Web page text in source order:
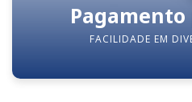
FACILIDADE EM